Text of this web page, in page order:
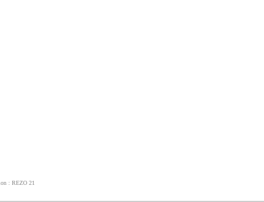
: REZO 21